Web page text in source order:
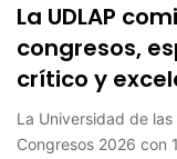
La UDLAP
congresos,
crítico y
La Universidad de
Congresos 2026 con